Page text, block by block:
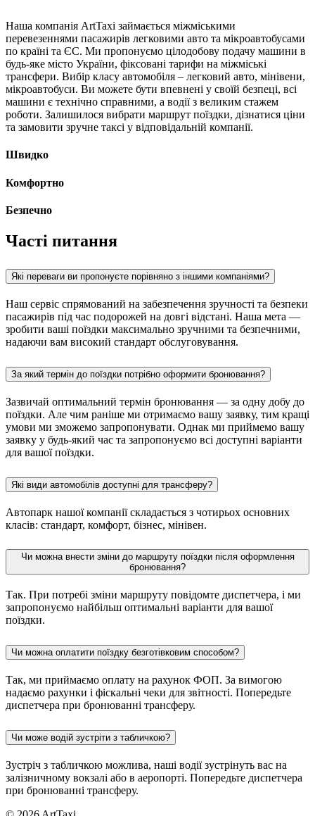
Наша компанія ArtTaxi займається міжміськими
перевезеннями пасажирів легковими авто та мікроавтобусами
по країні та ЄС. Ми пропонуємо цілодобову подачу машини в
будь-яке місто України, фіксовані тарифи на міжміські
трансфери. Вибір класу автомобіля – легковий авто, мінівени,
мікроавтобуси. Ви можете бути впевнені у своїй безпеці, всі
машини є технічно справними, а водії з великим стажем
роботи. Залишилося вибрати маршрут поїздки, дізнатися ціни
та замовити зручне таксі у відповідальній компанії.
Швидко
Комфортно
Безпечно
Часті питання
Які переваги ви пропонуєте порівняно з іншими компаніями?
Наш сервіс спрямований на забезпечення зручності та безпеки
пасажирів під час подорожей на довгі відстані. Наша мета —
зробити ваші поїздки максимально зручними та безпечними,
надаючи вам високий стандарт обслуговування.
За який термін до поїздки потрібно оформити бронювання?
Зазвичай оптимальний термін бронювання — за одну добу до
поїздки. Але чим раніше ми отримаємо вашу заявку, тим кращі
умови ми зможемо запропонувати. Однак ми приймемо вашу
заявку у будь-який час та запропонуємо всі доступні варіанти
для вашої поїздки.
Які види автомобілів доступні для трансферу?
Автопарк нашої компанії складається з чотирьох основних
класів: стандарт, комфорт, бізнес, мінівен.
Чи можна внести зміни до маршруту поїздки після оформлення
бронювання?
Так. При потребі зміни маршруту повідомте диспетчера, і ми
запропонуємо найбільш оптимальні варіанти для вашої
поїздки.
Чи можна оплатити поїздку безготівковим способом?
Так, ми приймаємо оплату на рахунок ФОП. За вимогою
надаємо рахунки і фіскальні чеки для звітності. Попередьте
диспетчера при бронюванні трансферу.
Чи може водій зустріти з табличкою?
Зустріч з табличкою можлива, наші водії зустрінуть вас на
залізничному вокзалі або в аеропорті. Попередьте диспетчера
при бронюванні трансферу.